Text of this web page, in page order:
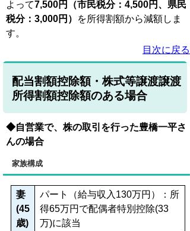
よって7,500円（市民税分：4,500円、県民
税分：3,000円）
を所得割額から減額しま
す。
目次に戻る
配当割額控除額・株式等譲渡譲渡
所得割額控除額のある場合
◆自営業で、株の取引を行った豊橋一平さ
んの場合
家族構成
妻
(45
歳)
パート（給与収入130万円）：所
得65万円で配偶者特別控除(33
万)に該当